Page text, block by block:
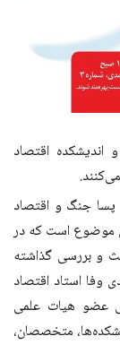
اندیشکده اقتصاد
جنگ و اقتصاد
موضوع است که در
و بررسی گذاشته
استاد اقتصاد
عضو هیات علمی
متخصصان،